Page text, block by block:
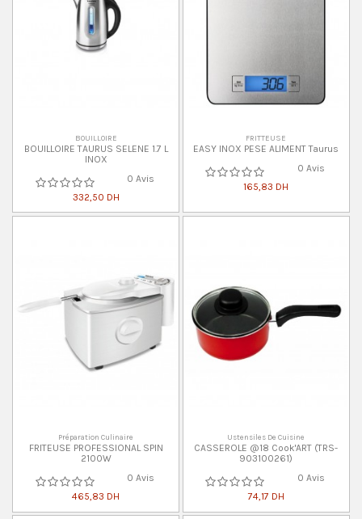
BOUILLOIRE
BOUILLOIRE TAURUS SELENE 1.7 L
INOX
0 Avis
332,50 DH
FRITTEUSE
EASY INOX PESE ALIMENT Taurus
0 Avis
165,83 DH
Préparation Culinaire
FRITEUSE PROFESSIONAL SPIN
2100W
0 Avis
465,83 DH
Ustensiles De Cuisine
CASSEROLE @18 Cook'ART (TRS-
903100261)
0 Avis
74,17 DH